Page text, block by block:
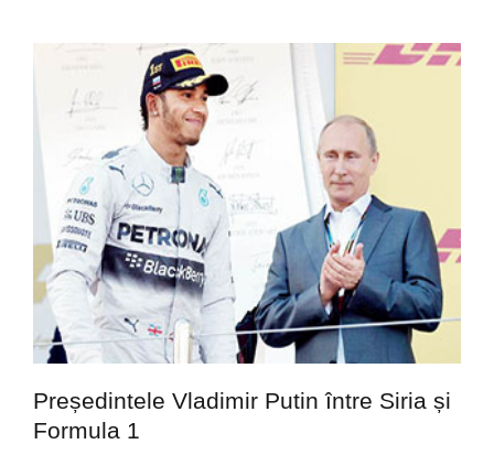
Președintele Vladimir Putin între Siria și
Formula 1